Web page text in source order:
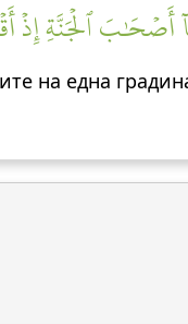
أَصۡحَٰبَ ٱلۡجَنَّةِ إِذۡ
на една